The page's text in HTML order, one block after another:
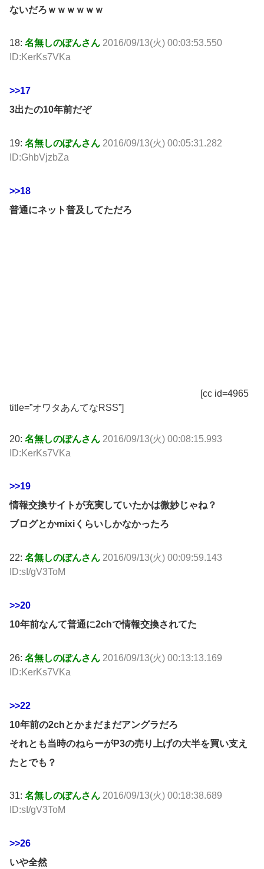
ないだろｗｗｗｗｗｗ
18: 名無しのぽんさん 2016/09/13(火) 00:03:53.550
ID:KerKs7VKa
>>17
3出たの10年前だぞ
19: 名無しのぽんさん 2016/09/13(火) 00:05:31.282
ID:GhbVjzbZa
>>18
普通にネット普及してただろ
[cc id=4965
title=”オワタあんてなRSS”]
20: 名無しのぽんさん 2016/09/13(火) 00:08:15.993
ID:KerKs7VKa
>>19
情報交換サイトが充実していたかは微妙じゃね？
ブログとかmixiくらいしかなかったろ
22: 名無しのぽんさん 2016/09/13(火) 00:09:59.143
ID:sI/gV3ToM
>>20
10年前なんて普通に2chで情報交換されてた
26: 名無しのぽんさん 2016/09/13(火) 00:13:13.169
ID:KerKs7VKa
>>22
10年前の2chとかまだまだアングラだろ
それとも当時のねらーがP3の売り上げの大半を買い支え
たとでも？
31: 名無しのぽんさん 2016/09/13(火) 00:18:38.689
ID:sI/gV3ToM
>>26
いや全然